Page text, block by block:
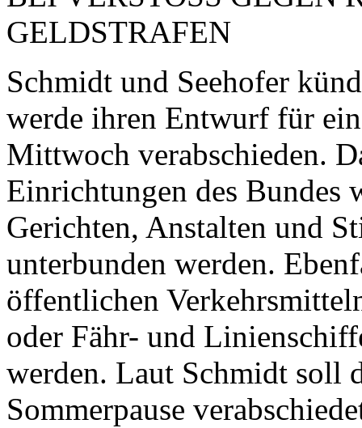
GELDSTRAFEN
Schmidt und Seehofer
werde ihren Entwurf für
Mittwoch verabschieden.
Einrichtungen des Bundes
Gerichten, Anstalten und
unterbunden werden.
öffentlichen
oder Fähr- und
werden. Laut Schmidt soll
Sommerpause